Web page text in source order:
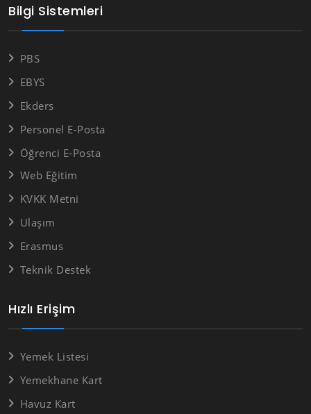
Hızlı Erişim
Yemek Listesi
Yemekhane Kart
Havuz Kart
Bilgi Sistemleri
PBS
EBYS
Ekders
Personel E-Posta
Öğrenci E-Posta
Web Eğitim
KVKK Metni
Ulaşım
Erasmus
Teknik Destek